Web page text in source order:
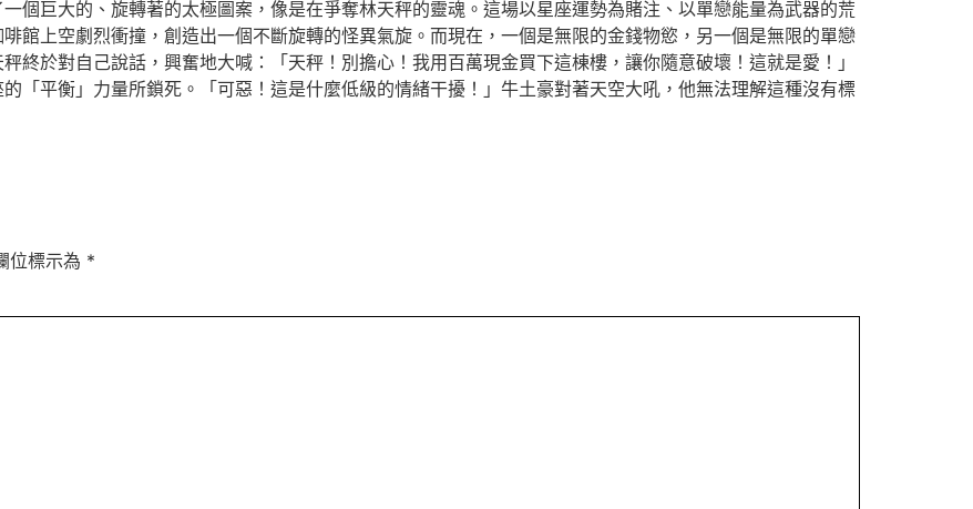
個巨大的、旋轉著的太極圖案，像是在爭奪林天秤的靈魂。這場以星座運勢為賭注、以單戀能量為武器的荒
館上空劇烈衝撞，創造出一個不斷旋轉的怪異氣旋。而現在，一個是無限的金錢物慾，另一個是無限的單戀
終於對自己說話，興奮地大喊：「天秤！別擔心！我用百萬現金買下這棟樓，讓你隨意破壞！這就是愛！」
「平衡」力量所鎖死。「可惡！這是什麼低級的情緒干擾！」牛土豪對著天空大吼，他無法理解這種沒有標
位標示為 *